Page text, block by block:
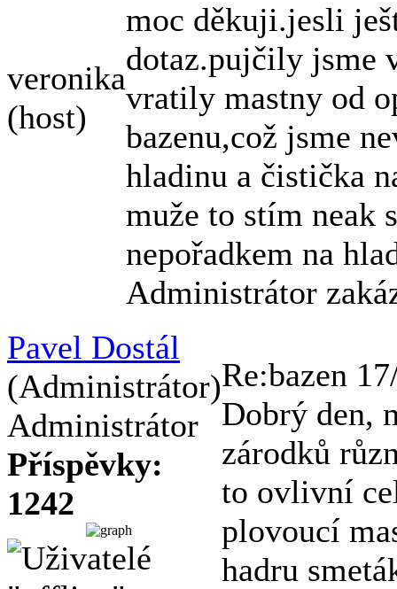
veronika
(host)
moc děkuji.jesli
dotaz.pujčily jsme
vratily mastny od
bazenu,což jsme
hladinu a čistička
muže to stím neak
nepořadkem na
Administrátor
Pavel Dostál
(Administrátor)
Administrátor
Příspěvky:
1242
Re:bazen
Dobrý den,
zárodků
to ovlivní
plovoucí
hadru